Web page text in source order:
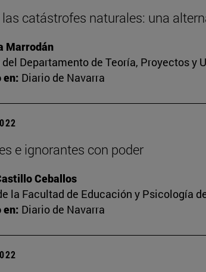
las catástrofes naturales: una
Marrodán
Departamento de Teoría, Proyectos y
en: Diario de Navarra
e ignorantes con poder
Ceballos
la Facultad de Educación y Psicología
en: Diario de Navarra